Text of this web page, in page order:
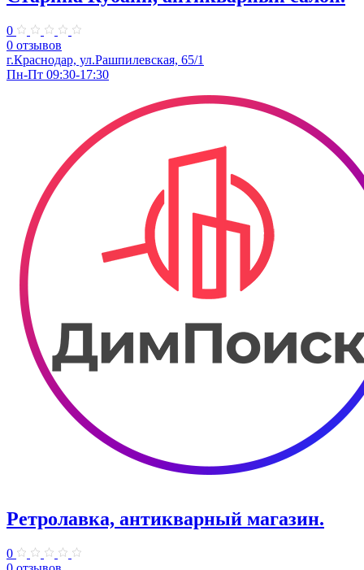
0
0 отзывов
г.Краснодар, ул.​Рашпилевская, 65/1
Пн-Пт 09:30-17:30
Ретролавка, антикварный магазин.
0